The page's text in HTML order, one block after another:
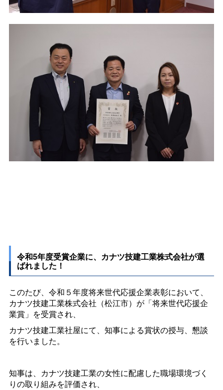
令和5年度受賞企業に、カナツ技建工業株式会社が選
ばれました！
このたび、令和５年度将来世代応援企業表彰において、
カナツ技建工業株式会社（松江市）が「将来世代応援企
業賞」を受賞され、
カナツ技建工業社屋にて、知事による賞状の授与、懇談
を行いました。
知事は、カナツ技建工業の女性に配慮した職場環境づく
りの取り組みを評価され、